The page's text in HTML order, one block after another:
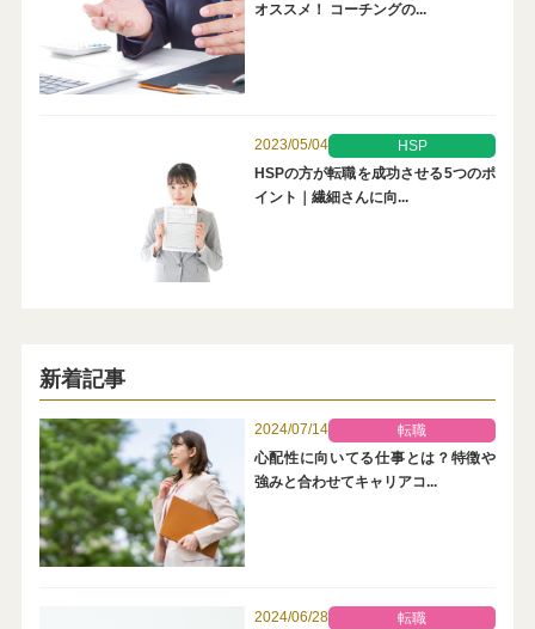
オススメ！ コーチングの...
2023/05/04
HSP
HSPの方が転職を成功させる5つのポ
イント｜繊細さんに向...
新着記事
2024/07/14
転職
心配性に向いてる仕事とは？特徴や
強みと合わせてキャリアコ...
2024/06/28
転職